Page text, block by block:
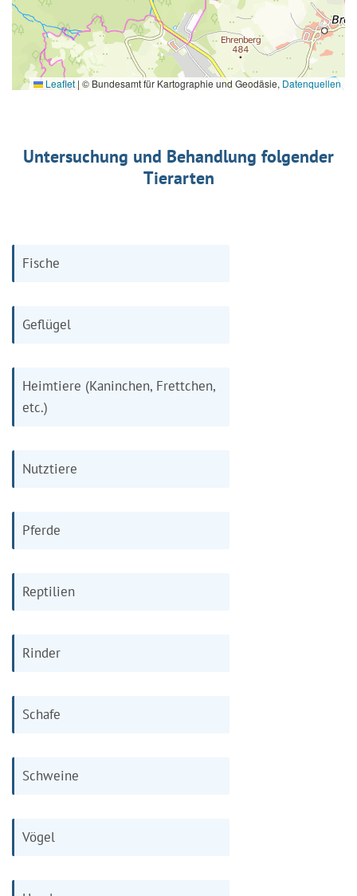
Leaflet | © Bundesamt für Kartographie und Geodäsie, Datenquellen
Untersuchung und Behandlung folgender
Tierarten
Fische
Geflügel
Heimtiere (Kaninchen, Frettchen,
etc.)
Nutztiere
Pferde
Reptilien
Rinder
Schafe
Schweine
Vögel